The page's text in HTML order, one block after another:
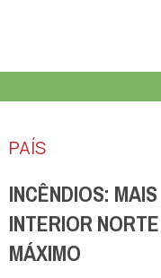
PAÍS
INCÊNDIOS:
INTERIOR
MÁXIMO